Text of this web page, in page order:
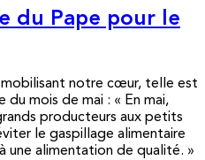
du Pape pour le
notre cœur, telle est
mois de mai : « En mai,
producteurs aux petits
le gaspillage alimentaire
une alimentation de qualité. »